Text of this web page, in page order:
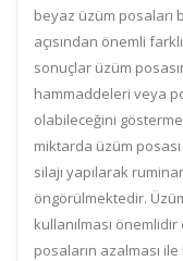
beyaz üzüm posaları
açısından önemli
sonuçlar üzüm
hammaddeleri veya
olabileceğini
miktarda üzüm posası
silajı yapılarak
öngörülmektedir.
kullanılması
posaların azalması